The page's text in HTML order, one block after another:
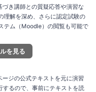
き講師との質疑応答や演習な
理解を深め、さらに認定試験の
テム（Moodle）の閲覧も可能で
を見る
ジの公式テキストを元に演習
るので、事前にテキストを読